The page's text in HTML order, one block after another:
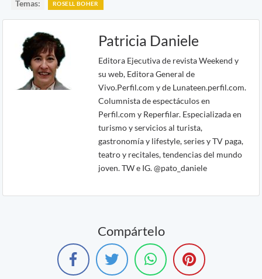
Temas: ROSELL BOHER
Patricia Daniele
Editora Ejecutiva de revista Weekend y
su web, Editora General de
Vivo.Perfil.com y de Lunateen.perfil.com.
Columnista de espectáculos en
Perfil.com y Reperfilar. Especializada en
turismo y servicios al turista,
gastronomía y lifestyle, series y TV paga,
teatro y recitales, tendencias del mundo
joven. TW e IG. @pato_daniele
Compártelo